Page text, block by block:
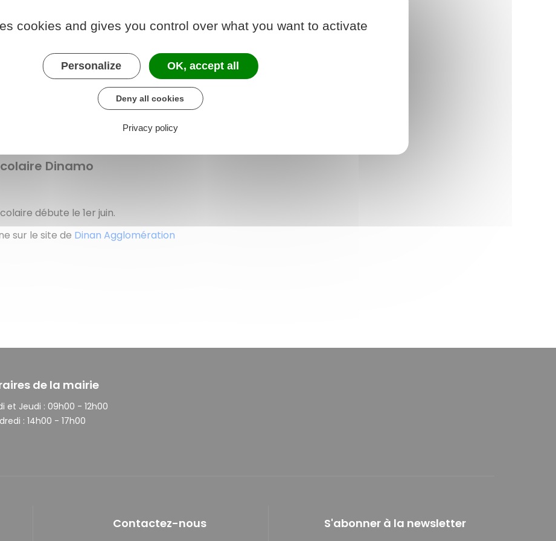
Dinamo
débute le 1er juin.
sur le site de Dinan Agglomération
de la mairie
et Jeudi : 09h00 - 12h00
: 14h00 - 17h00
Contactez-nous S'abonner à la newsletter
cookies and gives you control over what you want to activate
Personalize OK, accept all
Deny all cookies
Privacy policy